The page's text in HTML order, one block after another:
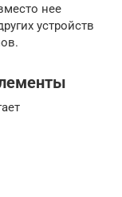
нее
устройств